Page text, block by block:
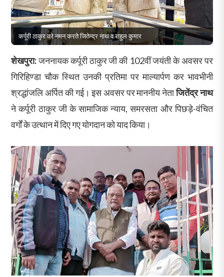
कर्पूरी ठाकुर को नमन करते जितेन्द्र नाथ व राहुल कुमार
शेखपुरा:जननायक कर्पूरी ठाकुर जी की 102वीं जयंती के अवसर पर
गिरिहिण्डा चौक स्थित उनकी प्रतिमा पर माल्यार्पण कर भावभीनी
श्रद्धांजलि अर्पित की गई। इस अवसर पर माननीय नेताजितेंद्र नाथ
ने कर्पूरी ठाकुर जी के सामाजिक न्याय, समरसता और पिछड़े-वंचित
वर्गों के उत्थान में दिए गए योगदान को याद किया।